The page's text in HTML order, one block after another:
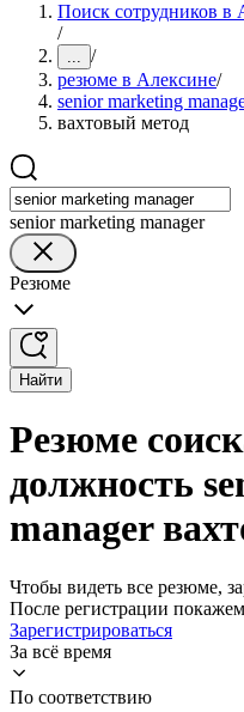
Поиск сотрудников в
/
... /
резюме в Алексине/
senior marketing
вахтовый метод
senior marketing manager
Резюме
Найти
Резюме
должность
manager
Чтобы видеть все резюме,
После регистрации
Зарегистрироваться
За всё время
По соответствию